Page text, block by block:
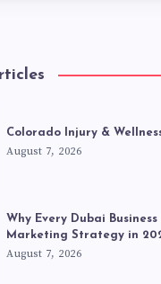
Colorado Injury &
August 7, 2026
Why Every Dubai
Marketing Strategy in
August 7, 2026